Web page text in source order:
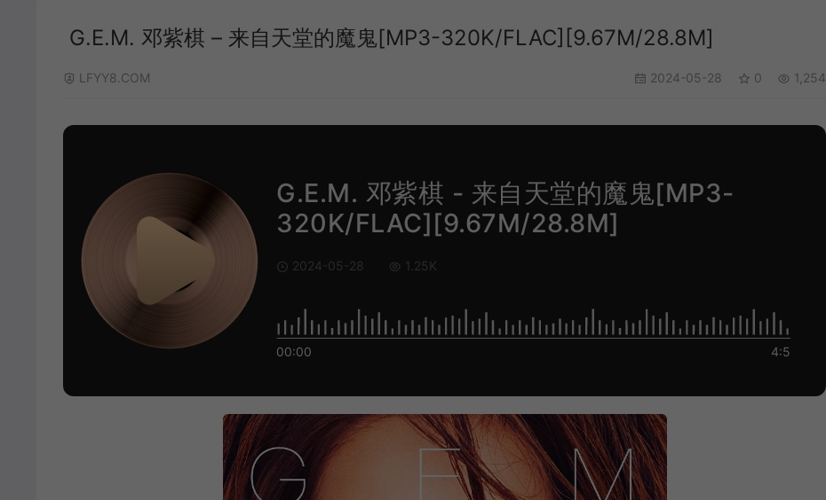
G.E.M. 邓紫棋 – 来自天堂的魔鬼[MP3-320K/FLAC][9.67M/28.8M]
LFYY8.COM 2024-05-28 0 1,254
G.E.M. 邓紫棋 - 来自天堂的魔鬼[MP3-
320K/FLAC][9.67M/28.8M]
2024-05-28 1.25K
00:00 4:5